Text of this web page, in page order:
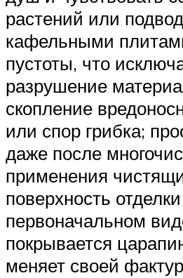
растений или
кафельными
пустоты, что
разрушение
скопление
или спор грибка;
даже после
применения
поверхность
первоначальном
покрывается
меняет своей